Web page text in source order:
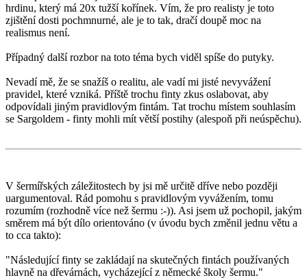
hrdinu, který má 20x tužší kořínek. Vím, že pro realisty je toto
zjištění dosti pochmnurné, ale je to tak, dračí doupě moc na
realismus není.
Případný další rozbor na toto téma bych viděl spíše do putyky.
Nevadí mě, že se snažíš o realitu, ale vadí mi jisté nevyvážení
pravidel, které vzniká. Příště trochu finty zkus oslabovat, aby
odpovídali jiným pravidlovým fintám. Tat trochu místem souhlasím
se Sargoldem - finty mohli mít větší postihy (alespoň při neúspěchu).
V šermířských záležitostech by jsi mě určitě dříve nebo později
uargumentoval. Rád pomohu s pravidlovým vyvážením, tomu
rozumím (rozhodně více než šermu :-)). Asi jsem už pochopil, jakým
směrem má být dílo orientováno (v úvodu bych změnil jednu větu a
to cca takto):
"Následující finty se zakládají na skutečných fintách používaných
hlavně na dřevárnách, vycházející z německé školy šermu."